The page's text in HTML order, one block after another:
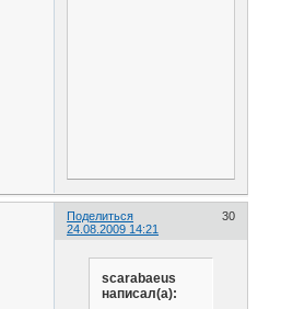
Поделиться
30
24.08.2009 14:21
scarabaeus
написал(а):